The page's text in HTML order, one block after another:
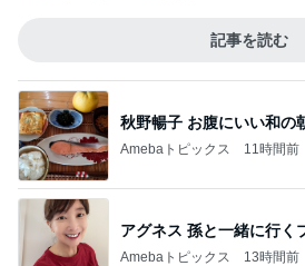
記事を読む
秋野暢子 お腹にいい和の
Amebaトピックス 11時間前
アグネス 孫と一緒に行く
Amebaトピックス 13時間前